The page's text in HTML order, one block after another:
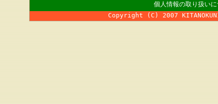
個人情報の取り扱い
Copyright (C) 2007